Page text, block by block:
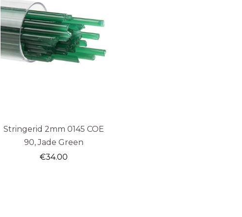
Stringerid 2mm 0145 COE
90, Jade Green
€34.00